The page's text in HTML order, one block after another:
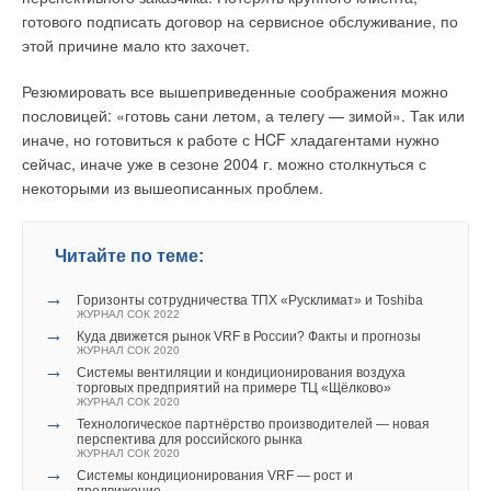
готового подписать договор на сервисное обслуживание, по
этой причине мало кто захочет.
Резюмировать все вышеприведенные соображения можно
пословицей: «готовь сани летом, а телегу — зимой». Так или
иначе, но готовиться к работе с HCF хладагентами нужно
сейчас, иначе уже в сезоне 2004 г. можно столкнуться с
некоторыми из вышеописанных проблем.
Читайте по теме:
→ Горизонты сотрудничества ТПХ «Русклимат» и Toshiba
ЖУРНАЛ СОК 2022
→ Куда движется рынок VRF в России? Факты и прогнозы
ЖУРНАЛ СОК 2020
→
Cистемы вентиляции и кондиционирования воздуха
торговых предприятий на примере ТЦ «Щёлково»
ЖУРНАЛ СОК 2020
→
Технологическое партнёрство производителей — новая
перспектива для российского рынка
ЖУРНАЛ СОК 2020
→
Системы кондиционирования VRF — рост и
в локальную сеть, в которой один из devireg™ 550 управляет
другими. Работа в сети возможна также в комбинации с
программного обеспечения и позволяющим компьютеру
через локальную сеть управлять до 32 devireg™ 550.
Объединение терморегуляторов в сеть осуществляют
«параллельно». Необходимое оборудование: компьютер
IBM PC (обязательно наличие COM-порта и дисковода 3,5≤)
Системы снеготаяния
Установки на открытых площадках
Автостоянки, дороги, тротуары, наружные ступени,
погрузочные рампы и мосты — наиболее распространенные
места установок систем стаивания снега и льда DEVI.
Расчетная мощность
Обычно устанавливаемая мощность для России и Северных